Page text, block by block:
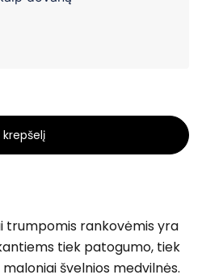
krepšelį
trumpomis rankovėmis yra
tiek patogumo, tiek
švelnios medvilnės.